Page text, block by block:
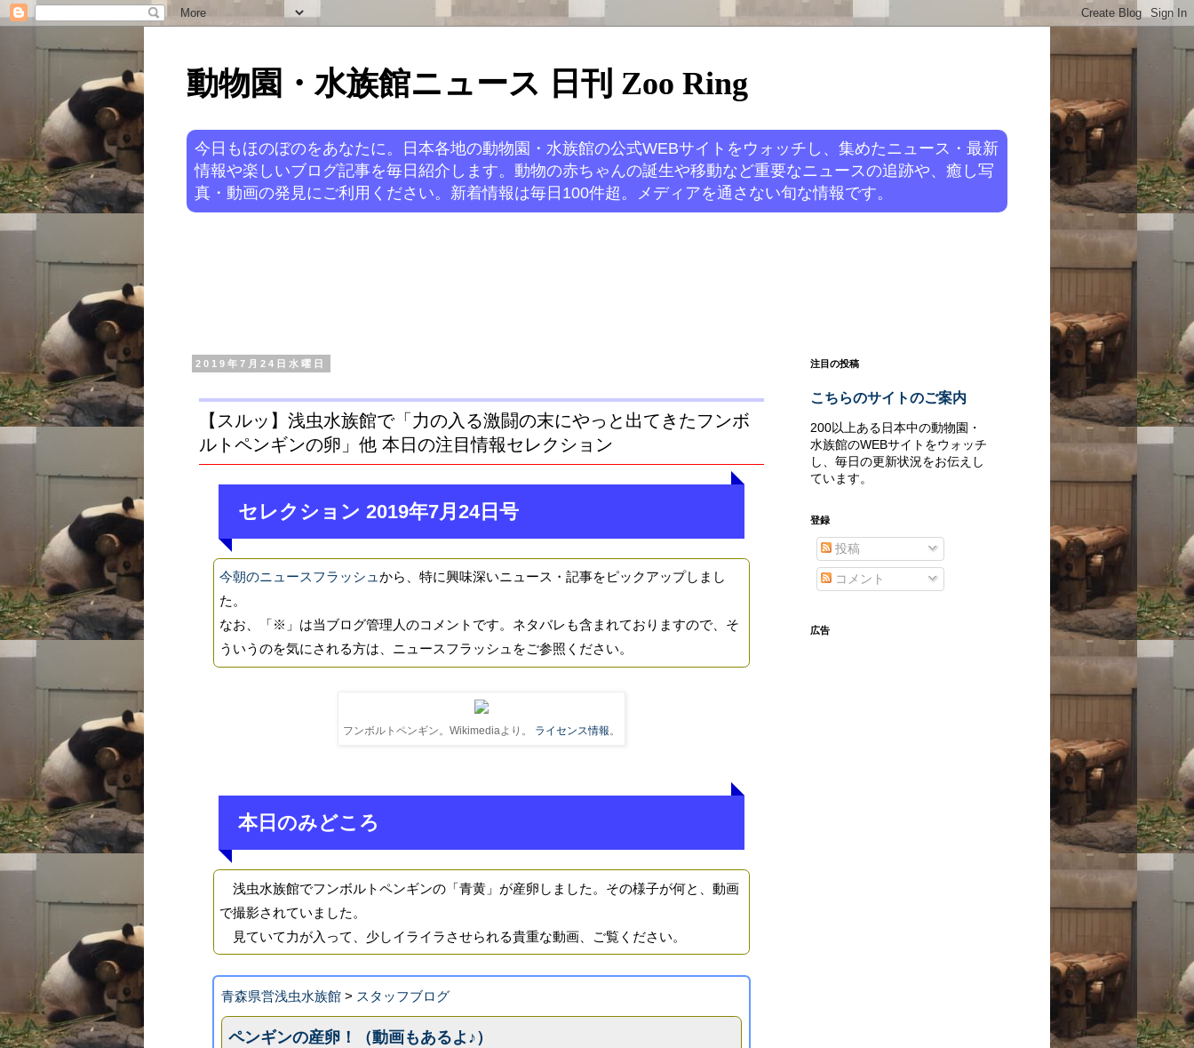
動物園・水族館ニュース 日刊 Zoo Ring
今日もほのぼのをあなたに。日本各地の動物園・水族館の公式WEBサイトをウォッチし、集めたニュース・最新
情報や楽しいブログ記事を毎日紹介します。動物の赤ちゃんの誕生や移動など重要なニュースの追跡や、癒し写
真・動画の発見にご利用ください。新着情報は毎日100件超。メディアを通さない旬な情報です。
2019年7月24日水曜日
【スルッ】浅虫水族館で「力の入る激闘の末にやっと出てきたフンボ
ルトペンギンの卵」他 本日の注目情報セレクション
セレクション 2019年7月24日号
今朝のニュースフラッシュから、特に興味深いニュース・記事をピックアップしまし
た。
なお、「※」は当ブログ管理人のコメントです。ネタバレも含まれておりますので、そ
ういうのを気にされる方は、ニュースフラッシュをご参照ください。
フンボルトペンギン。Wikimediaより。 ライセンス情報 。
本日のみどころ
浅虫水族館でフンボルトペンギンの「青黄」が産卵しました。その様子が何と、動画
で撮影されていました。
見ていて力が入って、少しイライラさせられる貴重な動画、ご覧ください。
青森県営浅虫水族館 > スタッフブログ
ペンギンの産卵！（動画もあるよ♪）
注目の投稿
こちらのサイトのご案内
200以上ある日本中の動物園・
水族館のWEBサイトをウォッチ
し、毎日の更新状況をお伝えし
ています。
登録
投稿
コメント
広告